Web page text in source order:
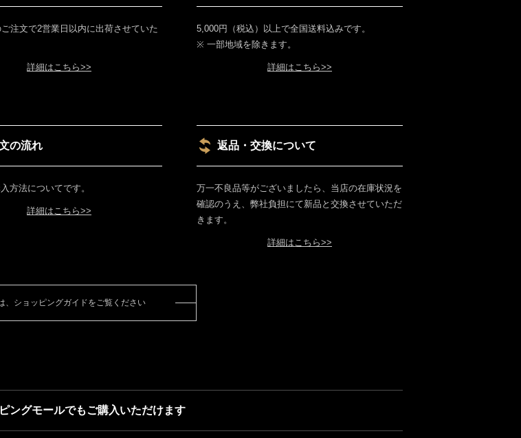
注文で2営業日以内に出荷させていた
詳細はこちら>>
5,000円（税込）以上で全国送料込みです。
※ 一部地域を除きます。
詳細はこちら>>
の流れ
方法についてです。
詳細はこちら>>
返品・交換について
万一不良品等がございましたら、当店の在庫状況を
確認のうえ、弊社負担にて新品と交換させていただ
きます。
詳細はこちら>>
、ショッピングガイドをご覧ください
ングモールでもご購入いただけます